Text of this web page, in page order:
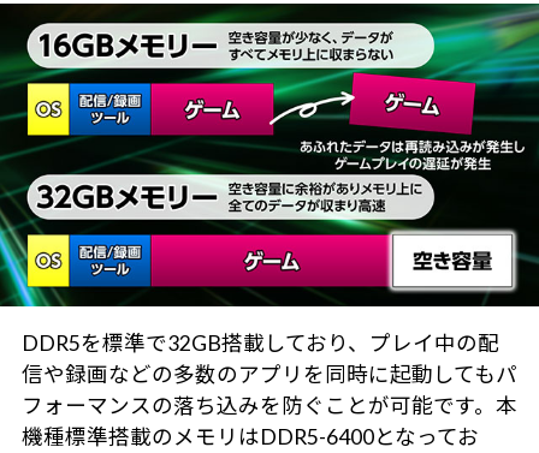
DDR5を標準で32GB搭載しており、プレイ中の配
信や録画などの多数のアプリを同時に起動してもパ
フォーマンスの落ち込みを防ぐことが可能です。本
機種標準搭載のメモリはDDR5-6400となってお